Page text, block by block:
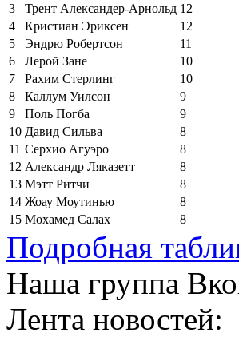
3
Трент Александер-Арнольд 12
4
Кристиан Эриксен
12
5
Эндрю Робертсон
11
6
Лерой Зане
10
7
Рахим Стерлинг
10
8
Каллум Уилсон
9
9
Поль Погба
9
10 Давид Сильва
8
11 Серхио Агуэро
8
12 Александр Ляказетт
8
13 Мэтт Ритчи
8
14 Жоау Моутинью
8
15 Мохамед Салах 8
Подробная
Наша группа
Лента новостей: